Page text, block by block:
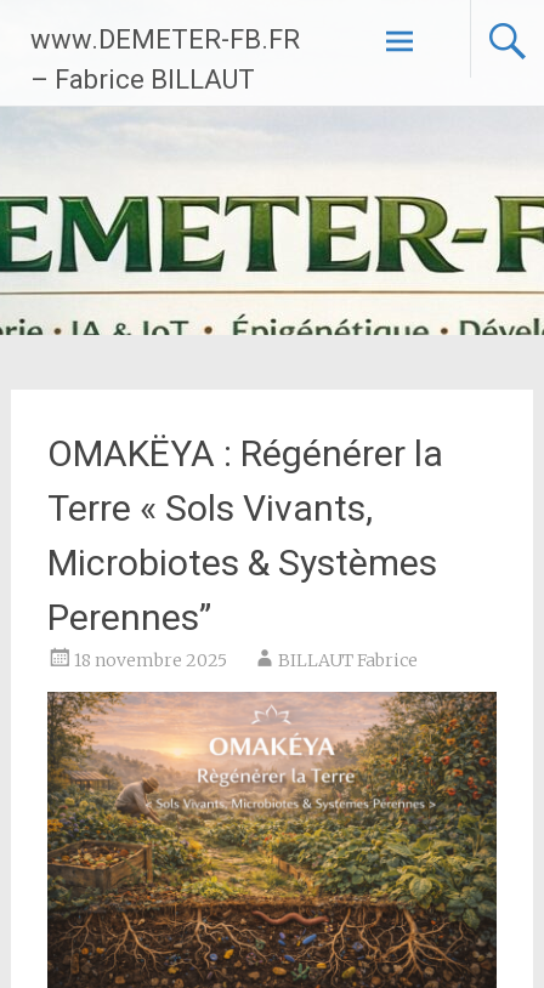
contenu
principal
www.DEMETER-FB.FR
– Fabrice BILLAUT
OMAKËYA : Régénérer la
Terre « Sols Vivants,
Microbiotes & Systèmes
Perennes”
18 novembre 2025 BILLAUT Fabrice